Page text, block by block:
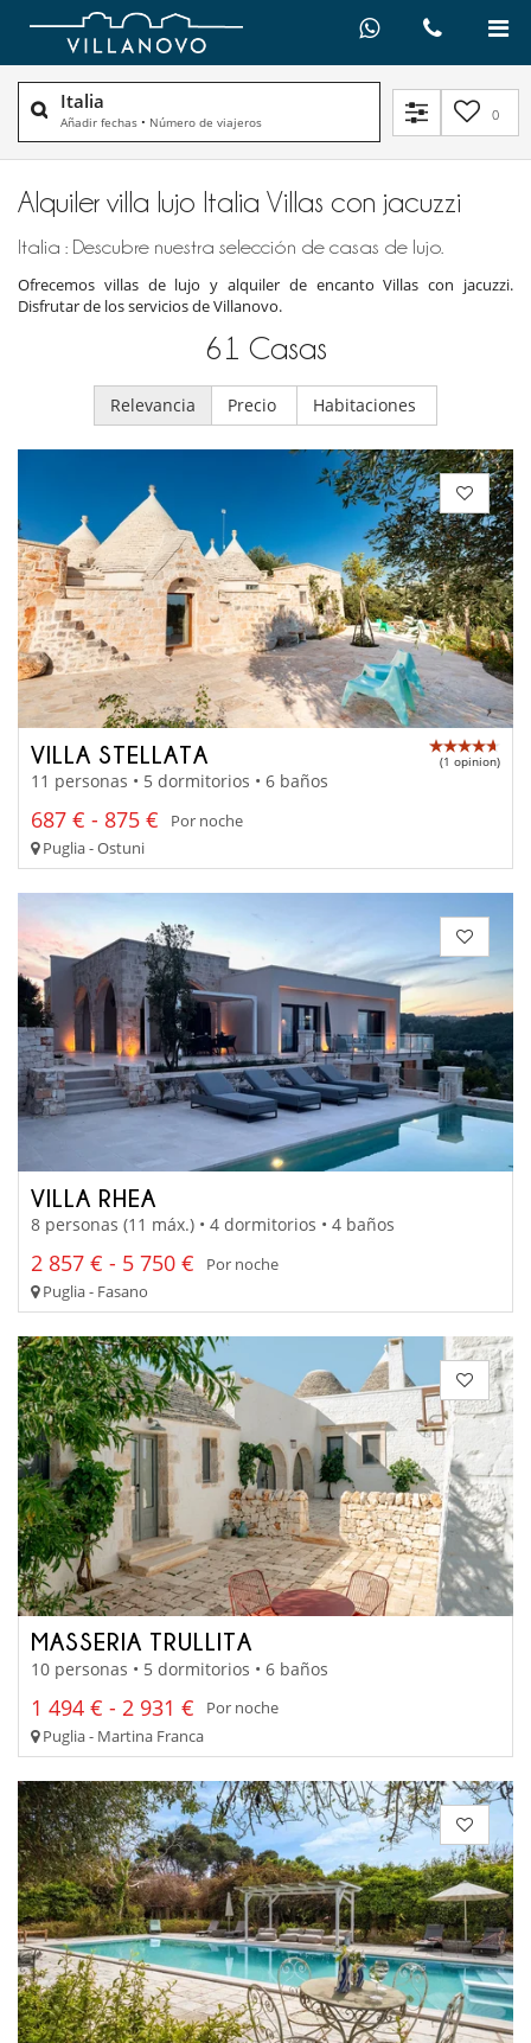
Italia
Añadir fechas • Número de viajeros 0
Alquiler villa lujo Italia Villas con jacuzzi
Italia : Descubre nuestra selección de casas de lujo.
Ofrecemos villas de lujo y alquiler de encanto Villas con jacuzzi.
Disfrutar de los servicios de Villanovo.
61 Casas
Relevancia Precio Habitaciones
VILLA STELLATA (1 opinion)
11 personas • 5 dormitorios • 6 baños
687 € - 875 €
Por noche
Puglia - Ostuni
VILLA RHEA
8 personas (11 máx.) • 4 dormitorios • 4 baños
2 857 € - 5 750 €
Por noche
Puglia - Fasano
MASSERIA TRULLITA
10 personas • 5 dormitorios • 6 baños
1 494 € - 2 931 €
Por noche
Puglia - Martina Franca